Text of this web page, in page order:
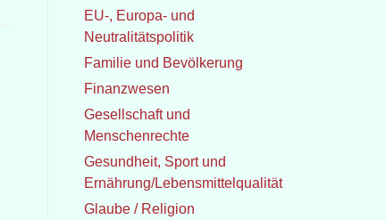
EU-, Europa- und
Neutralitätspolitik
Familie und Bevölkerung
Finanzwesen
Gesellschaft und
Menschenrechte
Gesundheit, Sport und
Ernährung/Lebensmittelqualität
Glaube / Religion